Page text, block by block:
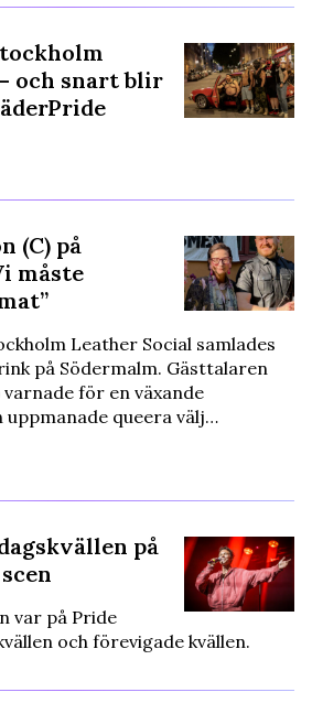
och snart blir
(C) på
måste
Leather Social samlades
på Södermalm. Gästtalaren
för en växande
uppmanade queera välj…
på
var på Pride
och förevigade kvällen.